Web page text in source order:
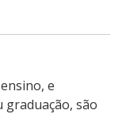
e
graduação, são